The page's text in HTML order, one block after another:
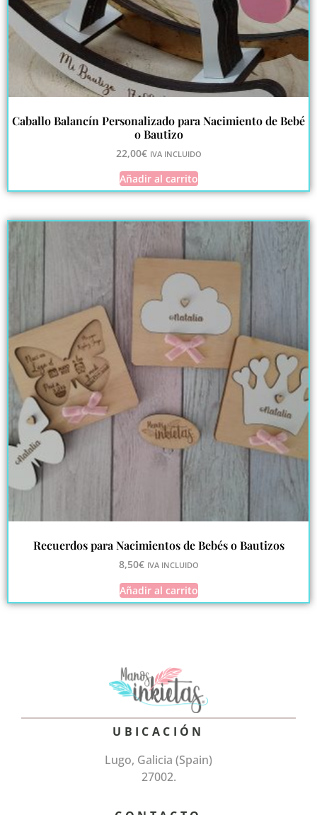
Caballo Balancín Personalizado para Nacimiento de Bebé
o Bautizo
22,00€ IVA INCLUIDO
Añadir al carrito
Recuerdos para Nacimientos de Bebés o Bautizos
8,50€ IVA INCLUIDO
Añadir al carrito
UBICACIÓN
Lugo, Galicia (Spain)
27002.